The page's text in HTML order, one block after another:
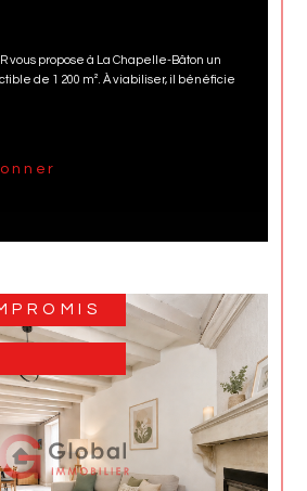
vous propose à La Chapelle-Bâton un
de 1 200 m². À viabiliser, il bénéficie